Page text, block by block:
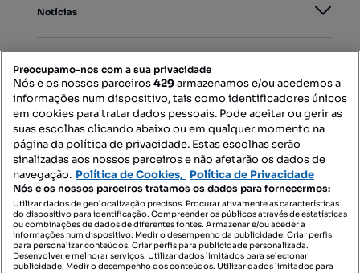
Notícias
Mapa do Site
Contacte-nos
SIGA-NOS:
Preocupamo-nos com a sua privacidade
Nós e os nossos parceiros429armazenamos e/ou acedemos a
informações num dispositivo, tais como identificadores únicos
em cookies para tratar dados pessoais. Pode aceitar ou gerir as
suas escolhas clicando abaixo ou em qualquer momento na
página da política de privacidade. Estas escolhas serão
sinalizadas aos nossos parceiros e não afetarão os dados de
navegação. Política de Cookies, Política de Privacidade
Nós e os nossos parceiros tratamos os dados para fornecermos:
Utilizar dados de geolocalização precisos. Procurar ativamente as características
do dispositivo para identificação. Compreender os públicos através de estatísticas
ou combinações de dados de diferentes fontes. Armazenar e/ou aceder a
informações num dispositivo. Medir o desempenho da publicidade. Criar perfis
para personalizar conteúdos. Criar perfis para publicidade personalizada.
Desenvolver e melhorar serviços. Utilizar dados limitados para selecionar
publicidade. Medir o desempenho dos conteúdos. Utilizar dados limitados para